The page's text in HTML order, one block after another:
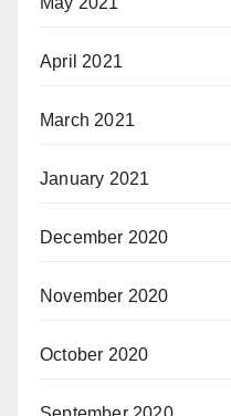
April 2021
March 2021
January 2021
December 2020
November 2020
October 2020